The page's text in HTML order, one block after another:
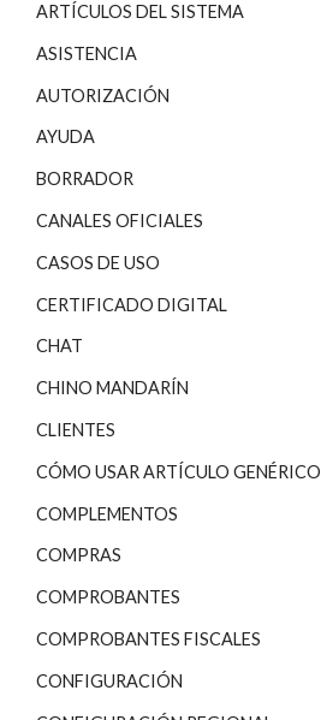
ARTÍCULOS DEL SISTEMA
ASISTENCIA
AUTORIZACIÓN
AYUDA
BORRADOR
CANALES OFICIALES
CASOS DE USO
CERTIFICADO DIGITAL
CHAT
CHINO MANDARÍN
CLIENTES
CÓMO USAR ARTÍCULO GENÉRICO
COMPLEMENTOS
COMPRAS
COMPROBANTES
COMPROBANTES FISCALES
CONFIGURACIÓN